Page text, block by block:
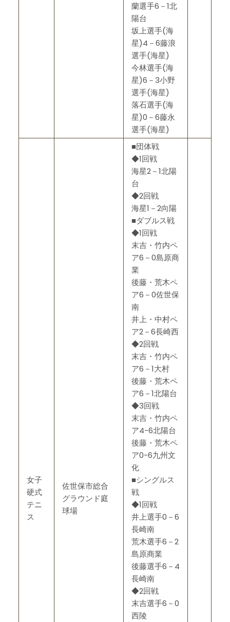
蘭選手6－1北
陽台
坂上選手(海
星)4－6藤浪
選手(海星)
今林選手(海
星)6－3小野
選手(海星)
落石選手(海
星)0－6藤永
選手(海星)
女子
硬式
テニ
ス
佐世保市総合
グラウンド庭
球場
■団体戦
◆1回戦
海星2－1北陽
台
◆2回戦
海星1－2向陽
■ダブルス戦
◆1回戦
末吉・竹内ペ
ア6－0島原商
業
後藤・荒木ペ
ア6－0佐世保
南
井上・中村ペ
ア2－6長崎西
◆2回戦
末吉・竹内ペ
ア6－1大村
後藤・荒木ペ
ア6－1北陽台
◆3回戦
末吉・竹内ペ
ア4-6北陽台
後藤・荒木ペ
ア0-6九州文
化
■シングルス
戦
◆1回戦
井上選手0－6
長崎南
荒木選手6－2
島原商業
後藤選手6－4
長崎南
◆2回戦
末吉選手6－0
西陵